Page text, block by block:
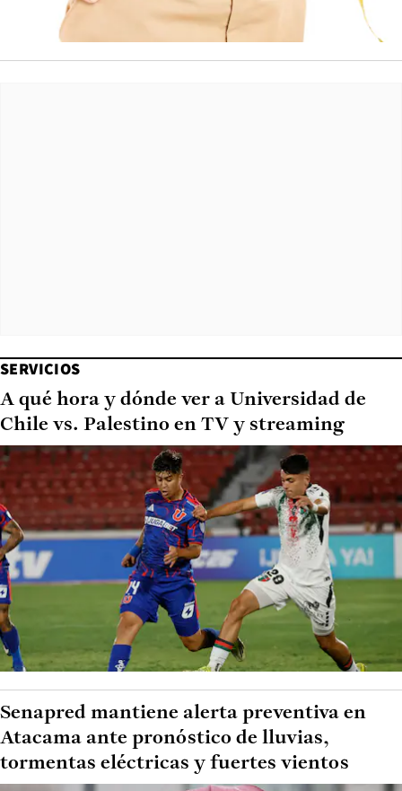
SERVICIOS
A qué hora y dónde ver a Universidad de
Chile vs. Palestino en TV y streaming
Senapred mantiene alerta preventiva en
Atacama ante pronóstico de lluvias,
tormentas eléctricas y fuertes vientos